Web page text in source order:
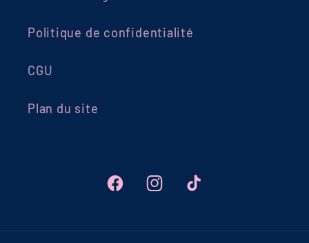
Politique de confidentialité
CGU
Plan du site
FacebookInstagramTikTok